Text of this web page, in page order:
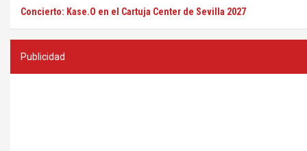
Concierto: Kase.O en el Cartuja Center de Sevilla 2027
Publicidad